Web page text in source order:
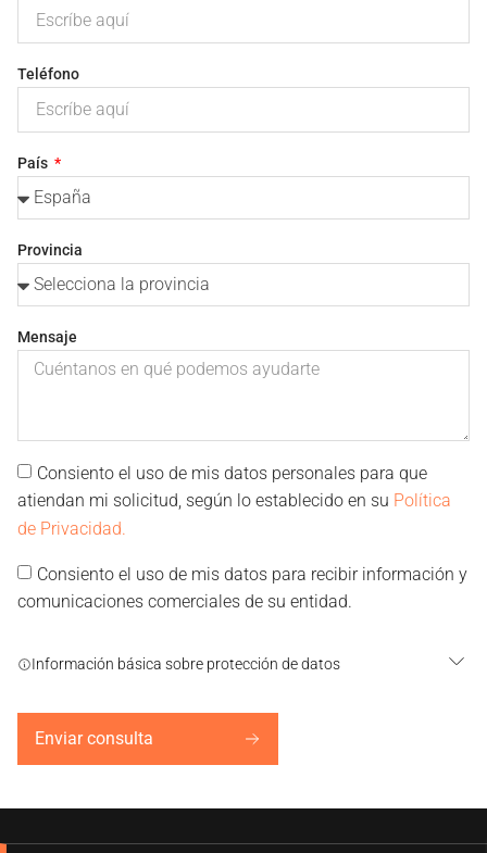
Teléfono
País
Provincia
Mensaje
Consiento el uso de mis datos personales para que
atiendan mi solicitud, según lo establecido en su Política
de Privacidad.
Consiento el uso de mis datos para recibir información y
comunicaciones comerciales de su entidad.
Información básica sobre protección de datos
Enviar consulta